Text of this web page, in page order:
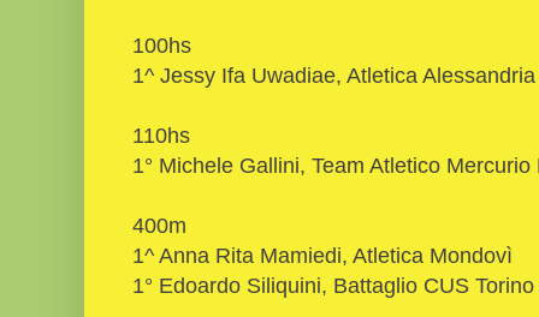
100hs
1^ Jessy Ifa Uwadiae, Atletica Alessandria
110hs
1° Michele Gallini, Team Atletico Mercurio
400m
1^ Anna Rita Mamiedi, Atletica Mondovì
1° Edoardo Siliquini, Battaglio CUS Torino